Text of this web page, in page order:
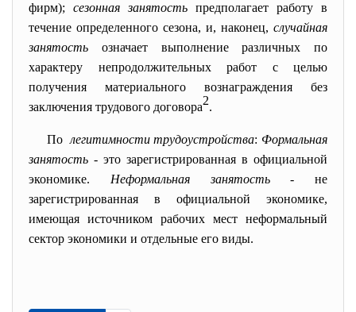
фирм); сезонная занятость предполагает работу в
течение определенного сезона, и, наконец, случайная
занятость означает выполнение различных по
характеру непродолжительных работ с целью
получения материального вознаграждения без
заключения трудового договора2.
По легитимности трудоустройства: Формальная
занятость - это зарегистрированная в официальной
экономике. Неформальная занятость - не
зарегистрированная в официальной экономике,
имеющая источником рабочих мест неформальный
сектор экономики и отдельные его виды.